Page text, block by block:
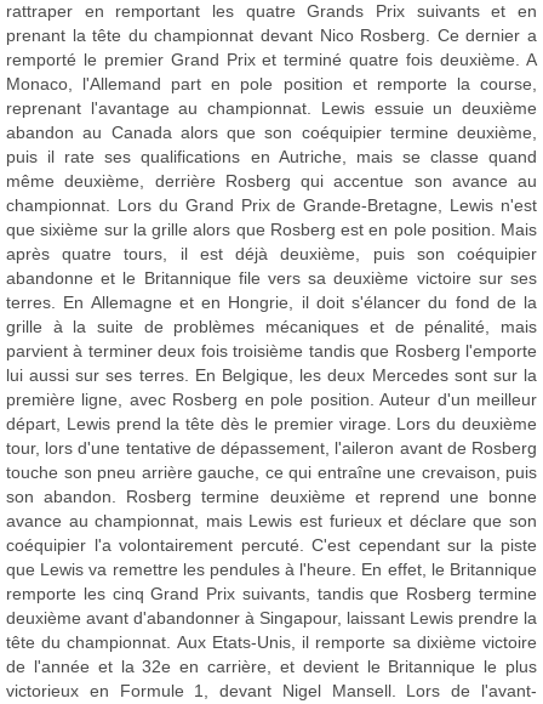
rattraper en remportant les quatre Grands Prix suivants et en
prenant la tête du championnat devant Nico Rosberg. Ce dernier a
remporté le premier Grand Prix et terminé quatre fois deuxième. A
Monaco, l'Allemand part en pole position et remporte la course,
reprenant l'avantage au championnat. Lewis essuie un deuxième
abandon au Canada alors que son coéquipier termine deuxième,
puis il rate ses qualifications en Autriche, mais se classe quand
même deuxième, derrière Rosberg qui accentue son avance au
championnat. Lors du Grand Prix de Grande-Bretagne, Lewis n'est
que sixième sur la grille alors que Rosberg est en pole position. Mais
après quatre tours, il est déjà deuxième, puis son coéquipier
abandonne et le Britannique file vers sa deuxième victoire sur ses
terres. En Allemagne et en Hongrie, il doit s'élancer du fond de la
grille à la suite de problèmes mécaniques et de pénalité, mais
parvient à terminer deux fois troisième tandis que Rosberg l'emporte
lui aussi sur ses terres. En Belgique, les deux Mercedes sont sur la
première ligne, avec Rosberg en pole position. Auteur d'un meilleur
départ, Lewis prend la tête dès le premier virage. Lors du deuxième
tour, lors d'une tentative de dépassement, l'aileron avant de Rosberg
touche son pneu arrière gauche, ce qui entraîne une crevaison, puis
son abandon. Rosberg termine deuxième et reprend une bonne
avance au championnat, mais Lewis est furieux et déclare que son
coéquipier l'a volontairement percuté. C'est cependant sur la piste
que Lewis va remettre les pendules à l'heure. En effet, le Britannique
remporte les cinq Grand Prix suivants, tandis que Rosberg termine
deuxième avant d'abandonner à Singapour, laissant Lewis prendre la
tête du championnat. Aux Etats-Unis, il remporte sa dixième victoire
de l'année et la 32e en carrière, et devient le Britannique le plus
victorieux en Formule 1, devant Nigel Mansell. Lors de l'avant-